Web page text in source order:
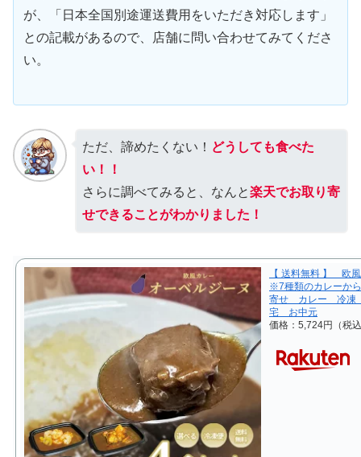
が、「日本全国別途運送費用をいただき対応します」
との記載があるので、店舗に問い合わせてみてくださ
い。
ただ、諦めたくない！ どうしても食べた
い！！
さらに調べてみると、なんと楽天でお取り寄
せできることがわかりました！
【 送料無料 】 欧
※7種類のカレーか
寄せ カレー 冷
宅 お中元
価格：5,724円（税